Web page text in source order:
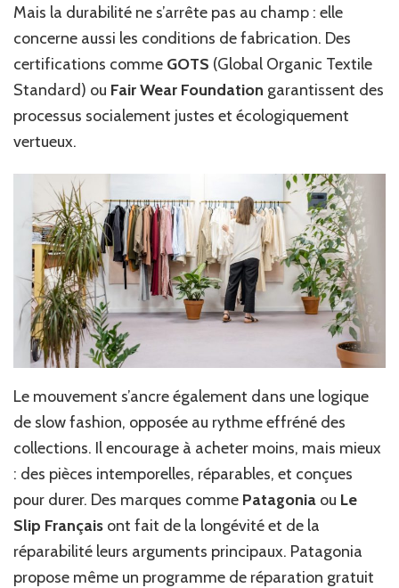
Mais la durabilité ne s’arrête pas au champ : elle
concerne aussi les conditions de fabrication. Des
certifications comme GOTS (Global Organic Textile
Standard) ou Fair Wear Foundation garantissent des
processus socialement justes et écologiquement
vertueux.
Le mouvement s’ancre également dans une logique
de slow fashion, opposée au rythme effréné des
collections. Il encourage à acheter moins, mais mieux
: des pièces intemporelles, réparables, et conçues
pour durer. Des marques comme Patagonia ou Le
Slip Français ont fait de la longévité et de la
réparabilité leurs arguments principaux. Patagonia
propose même un programme de réparation gratuit